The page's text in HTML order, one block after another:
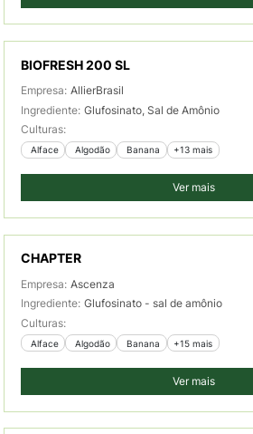
BIOFRESH 200 SL
Empresa: AllierBrasil
Ingrediente: Glufosinato, Sal de Amônio
Culturas:
Alface Algodão Banana +13 mais
Ver mais
CHAPTER
Empresa: Ascenza
Ingrediente: Glufosinato - sal de amônio
Culturas:
Alface Algodão Banana +15 mais
Ver mais